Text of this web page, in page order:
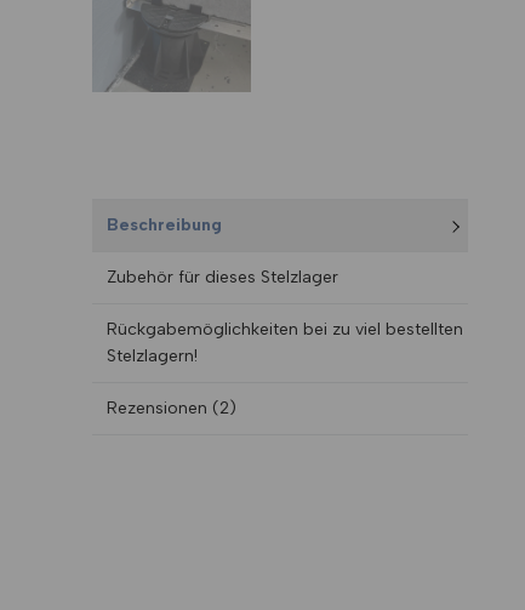
Beschreibung
Zubehör für dieses Stelzlager
Rückgabemöglichkeiten bei zu viel bestellten
Stelzlagern!
Rezensionen (2)